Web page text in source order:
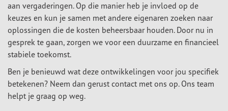
aan vergaderingen. Op die manier heb je invloed op de
keuzes en kun je samen met andere eigenaren zoeken naar
oplossingen die de kosten beheersbaar houden. Door nu in
gesprek te gaan, zorgen we voor een duurzame en financieel
stabiele toekomst.
Ben je benieuwd wat deze ontwikkelingen voor jou specifiek
betekenen? Neem dan gerust contact met ons op. Ons team
helpt je graag op weg.